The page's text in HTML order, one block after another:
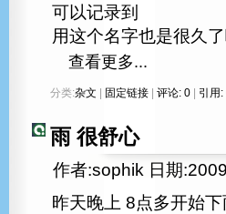
可以记录到
用这个名字也是很久
查看更多...
分类:杂文 固定链接 评论: 0 引用:
雨 很舒心
作者:sophik 日期
昨天晚上 8点多开始